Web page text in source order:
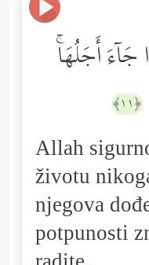
جَاۤءَ أَجَلُهَاۚ
﴿١١﴾
Allah
životu
njegova
potpunosti